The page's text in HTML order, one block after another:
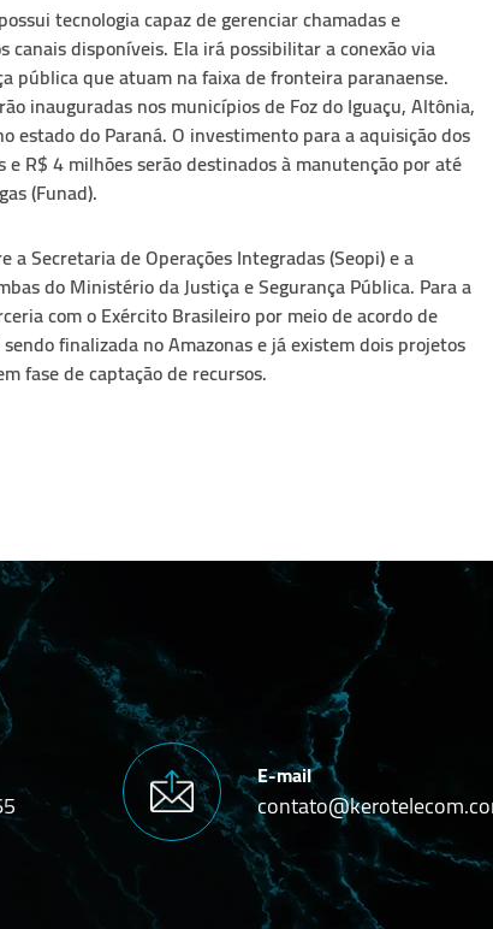
tecnologia capaz de gerenciar chamadas e
disponíveis. Ela irá possibilitar a conexão via
pública que atuam na faixa de fronteira paranaense.
inauguradas nos municípios de Foz do Iguaçu, Altônia,
estado do Paraná. O investimento para a aquisição dos
R$ 4 milhões serão destinados à manutenção por até
(Funad).
Secretaria de Operações Integradas (Seopi) e a
do Ministério da Justiça e Segurança Pública. Para a
com o Exército Brasileiro por meio de acordo de
finalizada no Amazonas e já existem dois projetos
fase de captação de recursos.
E-mail